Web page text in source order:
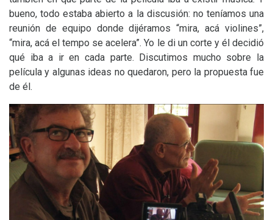
bueno, todo estaba abierto a la discusión: no teníamos una
reunión de equipo donde dijéramos “mira, acá violines”,
“mira, acá el tempo se acelera”. Yo le di un corte y él decidió
qué iba a ir en cada parte. Discutimos mucho sobre la
película y algunas ideas no quedaron, pero la propuesta fue
de él.